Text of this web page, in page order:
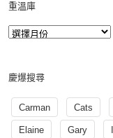
重溫庫
慶爆搜尋
Carman Cats
Elaine Gary